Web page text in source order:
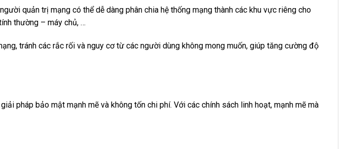
quản trị mạng có thể dễ dàng phân chia hệ thống mạng thành các khu vực riêng cho
thường – máy chủ, …
tránh các rắc rối và nguy cơ từ các người dùng không mong muốn, giúp tăng cường độ
pháp bảo mật mạnh mẽ và không tốn chi phí. Với các chính sách linh hoạt, mạnh mẽ mà